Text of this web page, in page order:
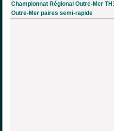
Championnat Régional Outre-Mer
Outre-Mer paires semi-rapide